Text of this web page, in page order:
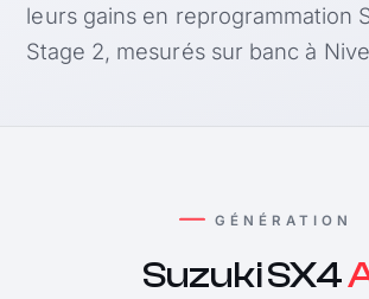
leurs gains en reprogrammation
Stage 2, mesurés sur banc à
GÉNÉRATION
Suzuki SX4